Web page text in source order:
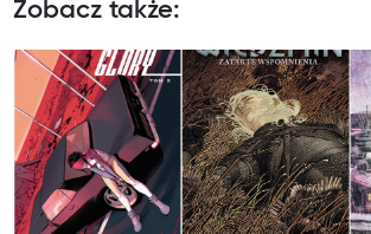
Zobacz także: